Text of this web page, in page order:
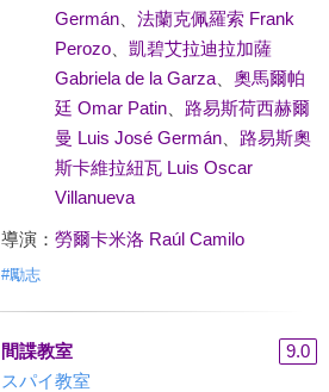
Germán、 法蘭克佩羅索 Frank
Perozo、 凱碧艾拉迪拉加薩
Gabriela de la Garza、 奧馬爾帕
廷 Omar Patin、 路易斯荷西赫爾
曼 Luis José Germán、 路易斯奧
斯卡維拉紐瓦 Luis Oscar
Villanueva
導演： 勞爾卡米洛 Raúl Camilo
#勵志
間諜教室
9.0
スパイ教室